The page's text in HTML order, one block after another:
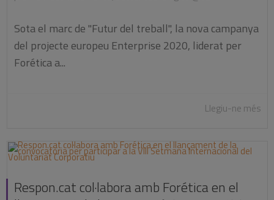
Sota el marc de "Futur del treball", la nova campanya
del projecte europeu Enterprise 2020, liderat per
Forética a...
Llegiu-ne més
Respon.cat col·labora amb Forética en el